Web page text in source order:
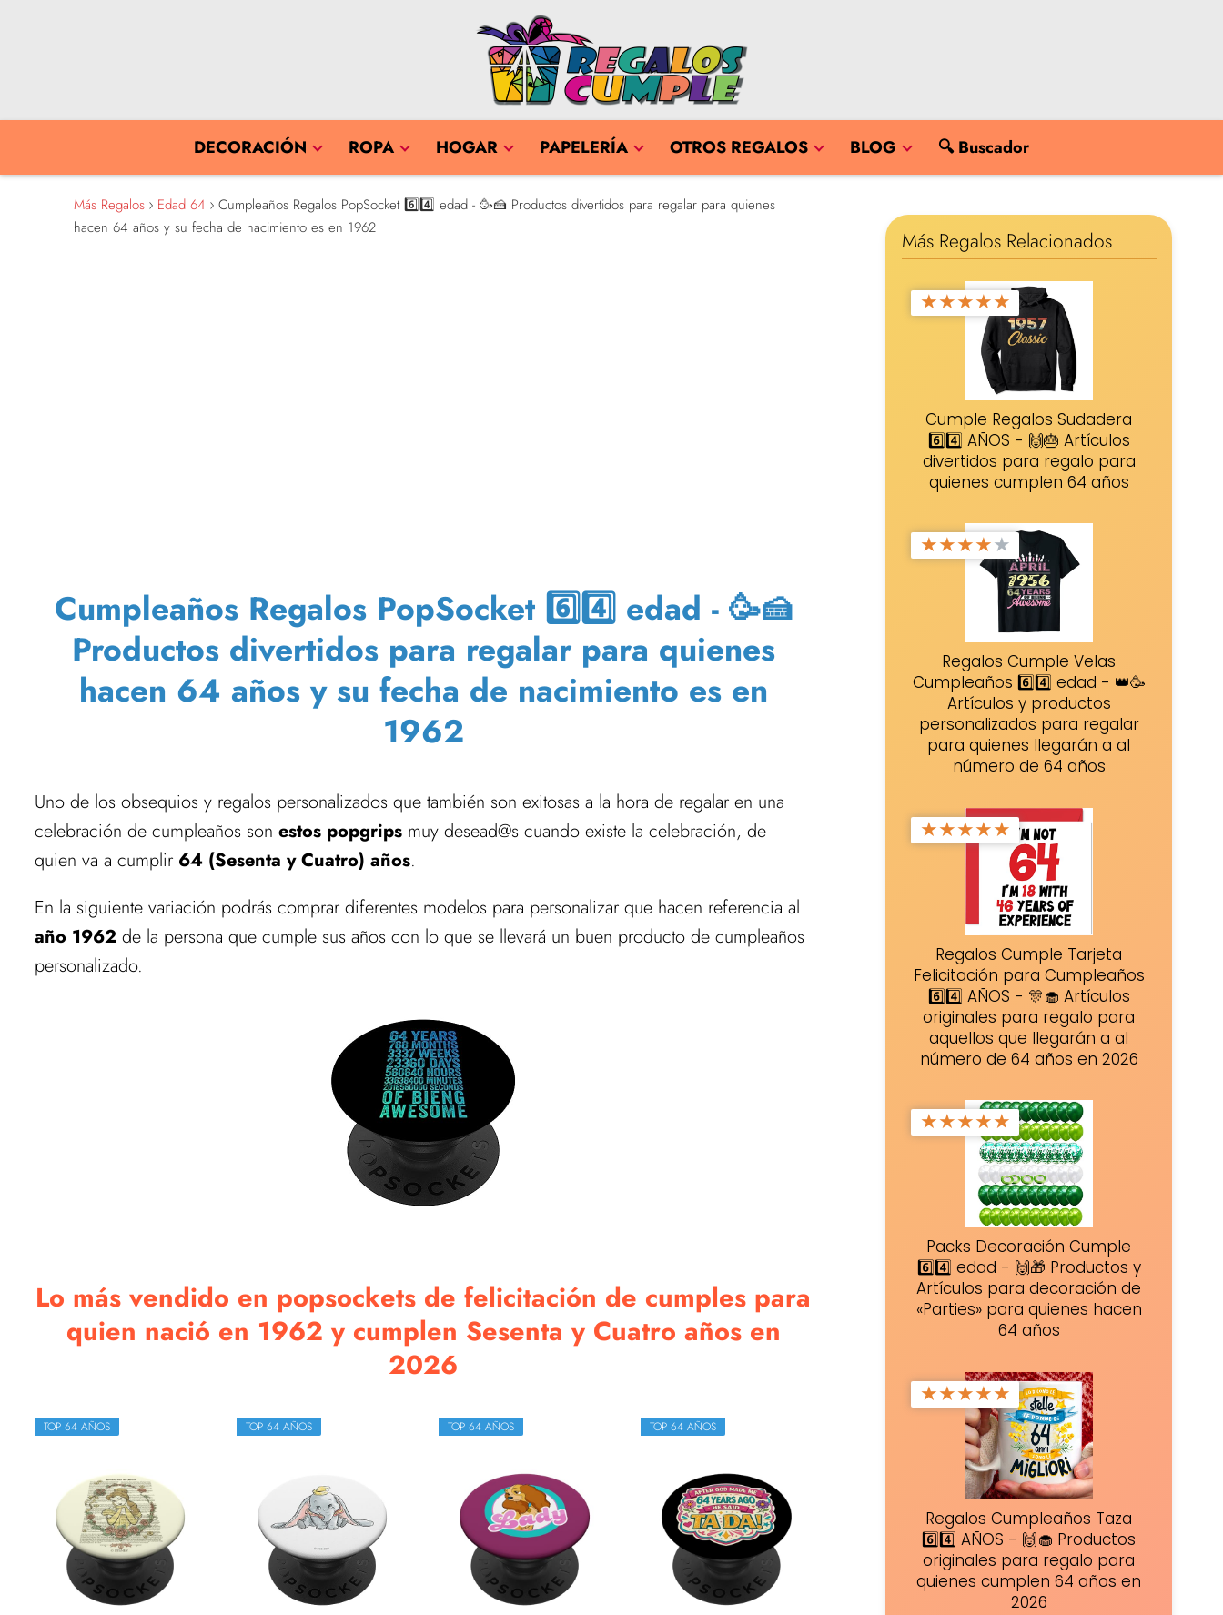
DECORACIÓN ROPA HOGAR PAPELERÍA OTROS REGALOS BLOG 🔍 Buscador
Más Regalos Edad 64
Cumpleaños Regalos PopSocket 6️⃣4️⃣ edad - 🥳🍰 Productos divertidos para regalar para quienes
hacen 64 años y su fecha de nacimiento es en 1962
Cumpleaños Regalos PopSocket 6️⃣4️⃣ edad - 🥳🍰
Productos divertidos para regalar para quienes
hacen 64 años y su fecha de nacimiento es en
1962
Uno de los obsequios y regalos personalizados que también son exitosas a la hora de regalar en una
celebración de cumpleaños son estos popgrips muy desead@s cuando existe la celebración, de
quien va a cumplir 64 (Sesenta y Cuatro) años.
En la siguiente variación podrás comprar diferentes modelos para personalizar que hacen referencia al
año 1962 de la persona que cumple sus años con lo que se llevará un buen producto de cumpleaños
personalizado.
Lo más vendido en popsockets de felicitación de cumples para
quien nació en 1962 y cumplen Sesenta y Cuatro años en
2026
TOP 64 AÑOS TOP 64 AÑOS TOP 64 AÑOS TOP 64 AÑOS
Más Regalos Relacionados
★★★★★
Cumple Regalos Sudadera
6️⃣4️⃣ AÑOS - 🙌🎂 Artículos
divertidos para regalo para
quienes cumplen 64 años
★★★★★
Regalos Cumple Velas
Cumpleaños 6️⃣4️⃣ edad - 👑🥳
Artículos y productos
personalizados para regalar
para quienes llegarán a al
número de 64 años
★★★★★
Regalos Cumple Tarjeta
Felicitación para Cumpleaños
6️⃣4️⃣ AÑOS - 🎊🧁 Artículos
originales para regalo para
aquellos que llegarán a al
número de 64 años en 2026
★★★★★
Packs Decoración Cumple
6️⃣4️⃣ edad - 🙌🎁 Productos y
Artículos para decoración de
«Parties» para quienes hacen
64 años
★★★★★
Regalos Cumpleaños Taza
6️⃣4️⃣ AÑOS - 🙌🧁 Productos
originales para regalo para
quienes cumplen 64 años en
2026